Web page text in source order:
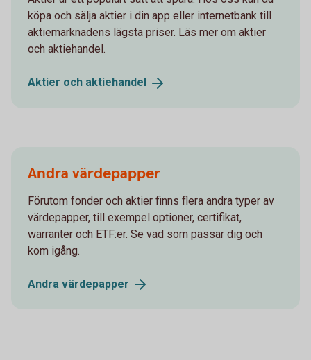
köpa och sälja aktier i din app eller internetbank till
aktiemarknadens lägsta priser. Läs mer om aktier
och aktiehandel.
Aktier och aktiehandel
Andra värdepapper
Förutom fonder och aktier finns flera andra typer av
värdepapper, till exempel optioner, certifikat,
warranter och ETF:er. Se vad som passar dig och
kom igång.
Andra värdepapper